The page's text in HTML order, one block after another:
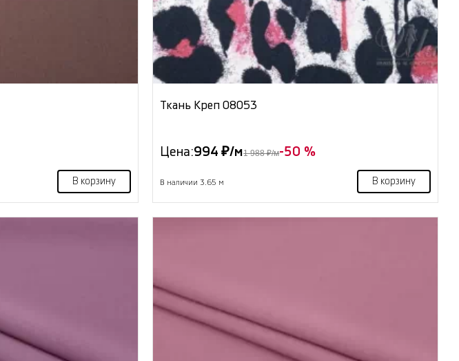
В корзину
Ткань Креп 08053
Цена:994 ₽/м1 988 ₽/м-50 %
В наличии 3.65 м В корзину